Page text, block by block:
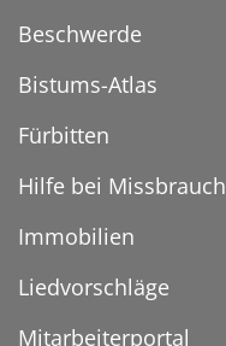
Beschwerde
Bistums-Atlas
Fürbitten
Hilfe bei Missbrauch
Immobilien
Liedvorschläge
Mitarbeiterportal